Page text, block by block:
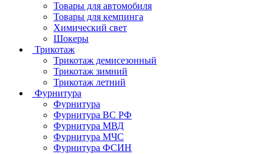
Товары для автомобиля
Товары для кемпинга
Химический свет
Шокеры
Трикотаж
Трикотаж демисезонный
Трикотаж зимний
Трикотаж летний
Фурнитура
Фурнитура
Фурнитура ВС РФ
Фурнитура МВД
Фурнитура МЧС
Фурнитура ФСИН